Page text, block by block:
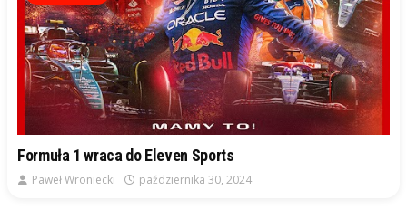
Formuła 1 wraca do Eleven Sports
Paweł Wroniecki października 30, 2024